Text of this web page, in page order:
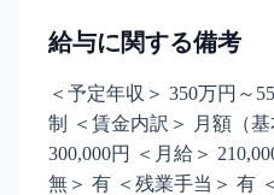
給与に関する備考
＜予定年収＞ 350万円～
制 ＜賃金内訳＞ 月額（基
300,000円 ＜月給＞
無＞ 有 ＜残業手当＞ 有